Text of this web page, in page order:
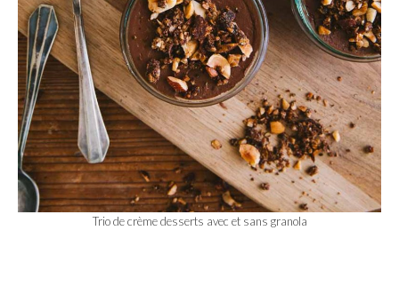
Trio de crème desserts avec et sans granola